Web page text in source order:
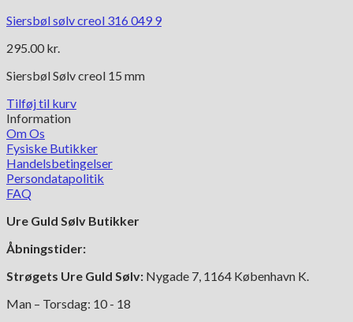
Siersbøl sølv creol 316 049 9
295.00 kr.
Siersbøl Sølv creol 15 mm
Tilføj til kurv
Information
Om Os
Fysiske Butikker
Handelsbetingelser
Persondatapolitik
FAQ
Ure Guld Sølv Butikker
Åbningstider:
Strøgets Ure Guld Sølv: Nygade 7, 1164 København K.
Man – Torsdag: 10 - 18